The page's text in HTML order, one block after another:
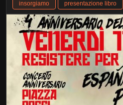
insorgiamo
presentazione libro